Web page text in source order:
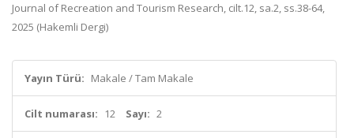
Journal of Recreation and Tourism Research, cilt.12, sa.2, ss.38-64,
2025 (Hakemli Dergi)
Yayın Türü: Makale / Tam Makale
Cilt numarası: 12 Sayı: 2